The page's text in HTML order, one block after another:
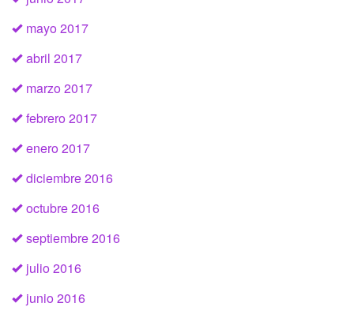
mayo 2017
abril 2017
marzo 2017
febrero 2017
enero 2017
diciembre 2016
octubre 2016
septiembre 2016
julio 2016
junio 2016